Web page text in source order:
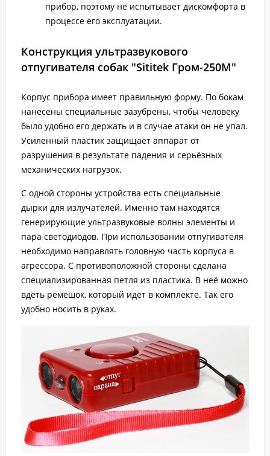
прибор, поэтому не испытывает дискомфорта в
процессе его эксплуатации.
Конструкция ультразвукового
отпугивателя собак "Sititek Гром-250М"
Корпус прибора имеет правильную форму. По бокам
нанесены специальные зазубрены, чтобы человеку
было удобно его держать и в случае атаки он не упал.
Усиленный пластик защищает аппарат от
разрушения в результате падения и серьёзных
механических нагрузок.
С одной стороны устройства есть специальные
дырки для излучателей. Именно там находятся
генерирующие ультразвуковые волны элементы и
пара светодиодов. При использовании отпугивателя
необходимо направлять головную часть корпуса в
агрессора. С противоположной стороны сделана
специализированная петля из пластика. В неё можно
вдеть ремешок, который идёт в комплекте. Так его
удобно носить в руках.